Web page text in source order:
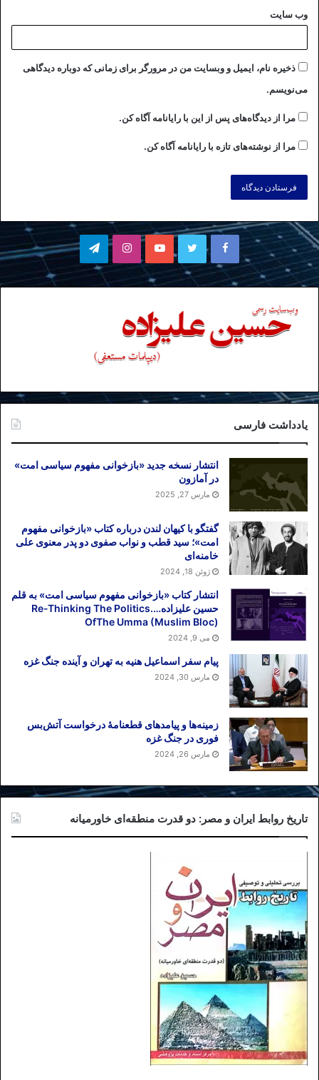
وب‌ سایت
ذخیره نام، ایمیل و وبسایت من در مرورگر برای زمانی که دوباره دیدگاهی
می‌نویسم.
مرا از دیدگاه‌های پس از این با رایانامه آگاه کن.
مرا از نوشته‌های تازه با رایانامه آگاه کن.
فیسبوک توییتر یوتیوباینستاگرامتلگرام
یادداشت فارسی
انتشار نسخه جدید «بازخوانی مفهوم سیاسی امت»
در آمازون
مارس 27, 2025
گفتگو با کیهان لندن درباره کتاب «بازخوانی مفهوم
امت»؛ سید قطب و نواب صفوی دو پدر معنوی علی
خامنه‌ای
ژوئن 18, 2024
انتشار کتاب «بازخوانی مفهوم سیاسی امت» به قلم
حسین علیزاده….Re-Thinking The Politics
OfThe Umma (Muslim Bloc)
می 9, 2024
پیام سفر اسماعیل هنیه به تهران و آینده جنگ غزه
مارس 30, 2024
زمینه‌ها و پیامدهای قطعنامهٔ درخواست آتش‌بس
فوری در جنگ غزه
مارس 26, 2024
تاریخ روابط ایران و مصر: دو قدرت منطقه‌ای خاورمیانه